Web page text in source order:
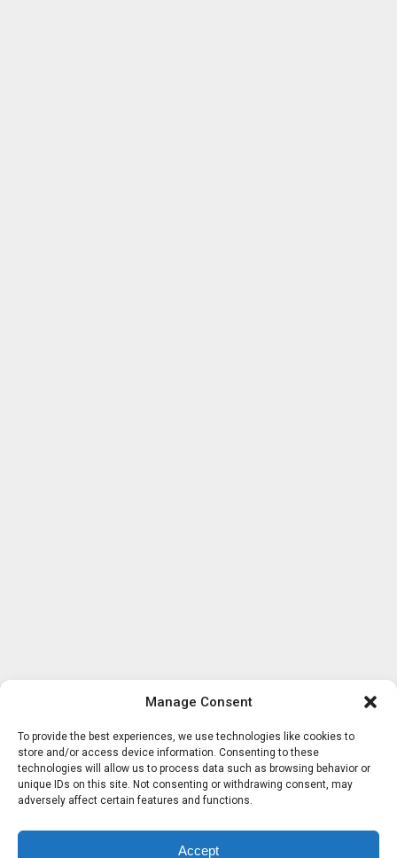
Manage Consent
To provide the best experiences, we use technologies like cookies to
store and/or access device information. Consenting to these
technologies will allow us to process data such as browsing behavior or
unique IDs on this site. Not consenting or withdrawing consent, may
adversely affect certain features and functions.
Accept